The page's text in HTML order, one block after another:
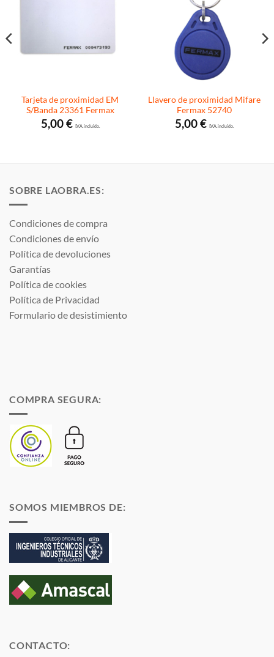
Tarjeta de proximidad EM
S/Banda 23361 Fermax
5,00€I.V.A. incluido.
Llavero de proximidad Mifare
Fermax 52740
5,00€I.V.A. incluido.
SOBRE LAOBRA.ES:
Condiciones de compra
Condiciones de envío
Política de devoluciones
Garantías
Política de cookies
Política de Privacidad
Formulario de desistimiento
COMPRA SEGURA:
SOMOS MIEMBROS DE:
CONTACTO: